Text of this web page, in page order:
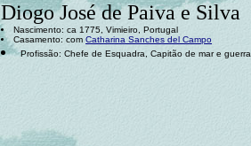
Diogo José de Paiva e Silva
Nascimento: ca 1775, Vimieiro, Portugal
Casamento: com Catharina Sanches del Campo
Profissão: Chefe de Esquadra, Capitão de mar e guerra